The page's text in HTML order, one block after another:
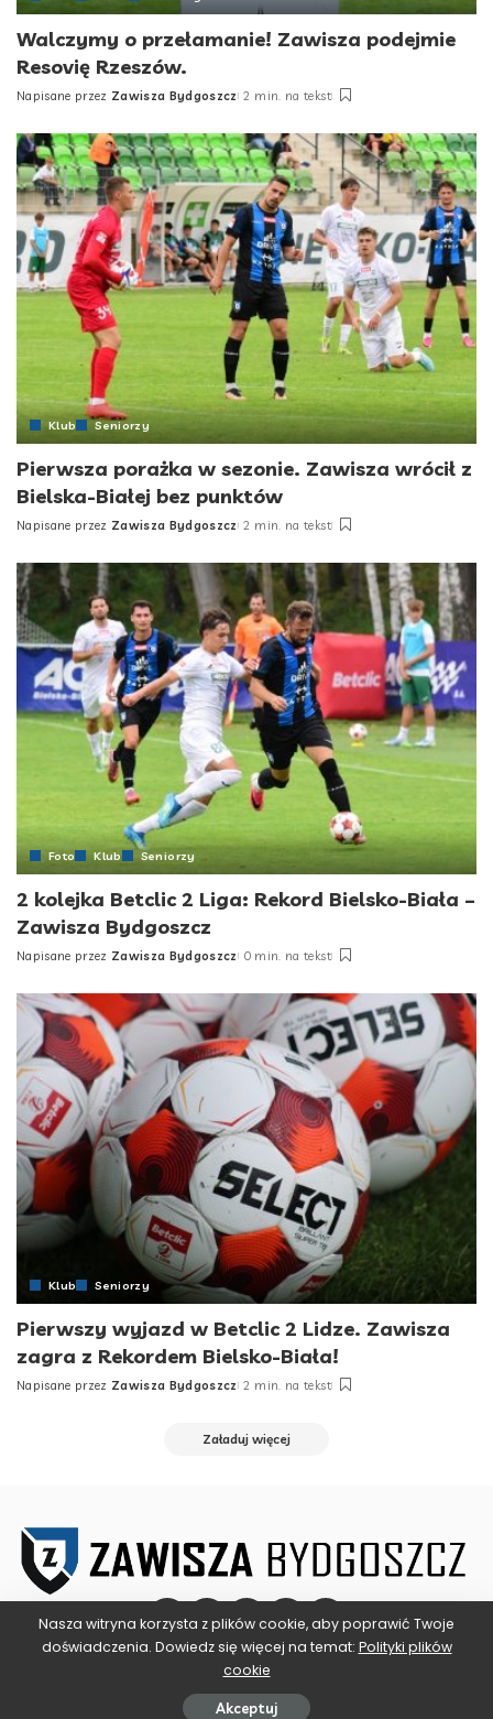
Walczymy o przełamanie! Zawisza podejmie
Resovię Rzeszów.
Posted
Napisane przez Zawisza Bydgoszcz 2 min. na tekst
Klub Seniorzy
Pierwsza porażka w sezonie. Zawisza wrócił z
Bielska-Białej bez punktów
Posted
Napisane przez Zawisza Bydgoszcz 2 min. na tekst
Foto Klub Seniorzy
2 kolejka Betclic 2 Liga: Rekord Bielsko-Biała –
Zawisza Bydgoszcz
Posted
Napisane przez Zawisza Bydgoszcz 0 min. na tekst
Klub Seniorzy
Pierwszy wyjazd w Betclic 2 Lidze. Zawisza
zagra z Rekordem Bielsko-Biała!
Posted
Napisane przez Zawisza Bydgoszcz 2 min. na tekst
Załaduj więcej
©2025 ZAWISZA BYDGOSZCZ
Nasza witryna korzysta z plików cookie, aby poprawić Twoje
doświadczenia. Dowiedz się więcej na temat: Polityki plików
cookie
Akceptuj